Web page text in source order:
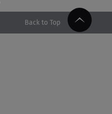
Back to Top